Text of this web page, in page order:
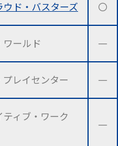
ド・バスターズ 〇
ワールド ―
レイセンター ―
ティブ・ワーク
―